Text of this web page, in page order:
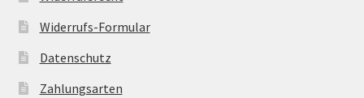
Widerrufs-Formular
Datenschutz
Zahlungsarten